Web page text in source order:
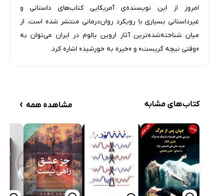
امروز از این نویسنده‌ی آمریکایی کتاب‌های داستانی و
غیرداستانی بسیاری با رویکرد روان‌درمانی منتشر شده است. از
میان شناخته‌شده‌ترین آثار اروین یالوم در ایران می‌توان به
«وقتی نیچه گریست» و «خیره به خورشید» اشاره کرد.
کتاب‌های مشابه مشاهده همه ›